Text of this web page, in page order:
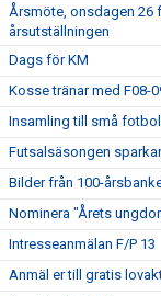
Årsmöte, onsdagen 26
årsutställningen
Dags för KM
Kosse tränar med F08-
Insamling till små
Futsalsäsongen
Bilder från 100-
Nominera "Årets
Intresseanmälan F/P 13
Anmäl er till gratis